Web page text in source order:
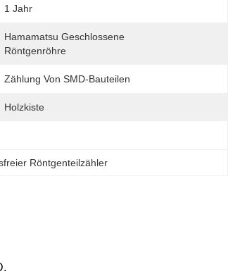
1 Jahr
Hamamatsu Geschlossene
Röntgenröhre
Zählung Von SMD-Bauteilen
Holzkiste
Röntgenteilzähler